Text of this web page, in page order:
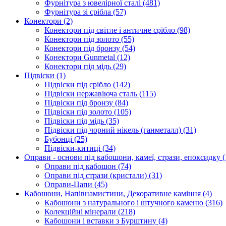
Фурнітура з ювелірної сталі (481)
Фурнітура зі срібла (57)
Конектори (2)
Конектори під світле і античне срібло (98)
Конектори під золото (55)
Конектори під бронзу (54)
Конектори Gunmetal (12)
Конектори під мідь (29)
Підвіски (1)
Підвіски під срібло (142)
Підвіски нержавіюча сталь (115)
Підвіски під бронзу (84)
Підвіски під золото (105)
Підвіски під мідь (35)
Підвіски під чорний нікель (ганметалл) (31)
Бубонці (25)
Підвіски-китиці (34)
Оправи - основи під кабошони, камеї, стрази, епоксидку
Оправи під кабошон (74)
Оправи під стрази (кристали) (31)
Оправи-Цапи (45)
Кабошони, Напівнамистини, Декоративне каміння (4)
Кабошони з натурального і штучного каменю (316)
Колекційні мінерали (218)
Кабошони і вставки з Бурштину (4)